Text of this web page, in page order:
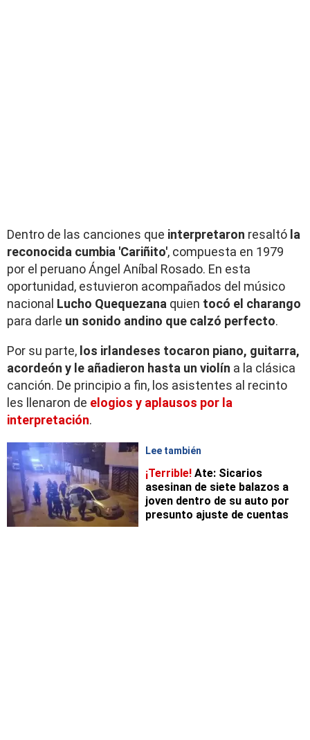
Dentro de las canciones que interpretaron resaltó la
reconocida cumbia 'Cariñito', compuesta en 1979
por el peruano Ángel Aníbal Rosado. En esta
oportunidad, estuvieron acompañados del músico
nacional Lucho Quequezana quien tocó el charango
para darle un sonido andino que calzó perfecto.
Por su parte, los irlandeses tocaron piano, guitarra,
acordeón y le añadieron hasta un violín a la clásica
canción. De principio a fin, los asistentes al recinto
les llenaron de elogios y aplausos por la
interpretación.
Lee también
¡Terrible! Ate: Sicarios
asesinan de siete balazos a
joven dentro de su auto por
presunto ajuste de cuentas